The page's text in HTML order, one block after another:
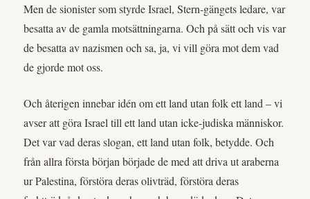
Men de sionister som styrde Israel, Stern-gängets ledare, var
besatta av de gamla motsättningarna. Och på sätt och vis var
de besatta av nazismen och sa, ja, vi vill göra mot dem vad
de gjorde mot oss.
Och återigen innebar idén om ett land utan folk ett land – vi
avser att göra Israel till ett land utan icke-judiska människor.
Det var vad deras slogan, ett land utan folk, betydde. Och
från allra första början började de med att driva ut araberna
ur Palestina, förstöra deras olivträd, förstöra deras